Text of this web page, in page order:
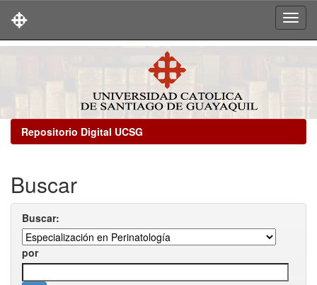
Repositorio Digital UCSG
Buscar
Buscar:
por